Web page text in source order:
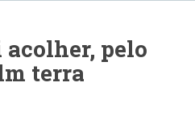
pelo
terra